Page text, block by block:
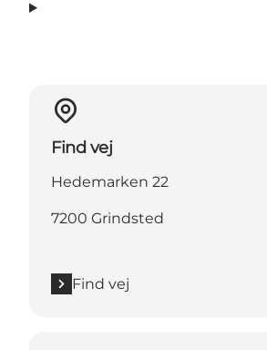
Find vej
Hedemarken 22
7200 Grindsted
Find vej